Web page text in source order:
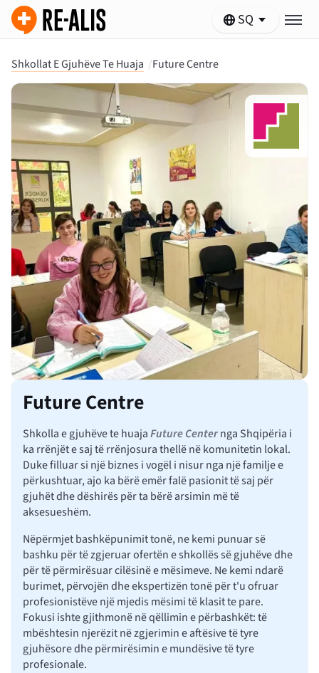
SQ
Shkollat E Gjuhëve Te Huaja /Future Centre
Future Centre
Shkolla e gjuhëve te huajaFuture Centernga Shqipëria i
ka rrënjët e saj të rrënjosura thellë në komunitetin lokal.
Duke filluar si një biznes i vogël i nisur nga një familje e
përkushtuar, ajo ka bërë emër falë pasionit të saj për
gjuhët dhe dëshirës për ta bërë arsimin më të
aksesueshëm.
Nëpërmjet bashkëpunimit tonë, ne kemi punuar së
bashku për të zgjeruar ofertën e shkollës së gjuhëve dhe
për të përmirësuar cilësinë e mësimeve. Ne kemi ndarë
burimet, përvojën dhe ekspertizën tonë për t'u ofruar
profesionistëve një mjedis mësimi të klasit te pare.
Fokusi ishte gjithmonë në qëllimin e përbashkët: të
mbështesin njerëzit në zgjerimin e aftësive të tyre
gjuhësore dhe përmirësimin e mundësive të tyre
profesionale.